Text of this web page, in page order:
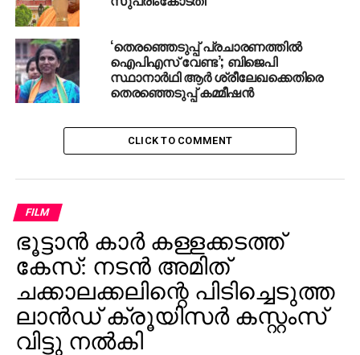
‘തെരഞ്ഞെടുപ്പ് പ്രചാരണത്തിൽ
ഐപിഎസ് വേണ്ട’; ബിജെപി
സ്ഥാനാർഥി ആർ ശ്രീലേഖക്കെതിരെ
തെരഞ്ഞെടുപ്പ് കമ്മീഷൻ
CLICK TO COMMENT
FILM
ഭൂട്ടാന്‍ കാര്‍ കള്ളക്കടത്ത്
കേസ്: നടന്‍ അമിത്
ചക്കാലക്കലിന്റെ പിടിച്ചെടുത്ത
ലാന്‍ഡ് ക്രൂയിസര്‍ കസ്റ്റംസ്
വിട്ടു നല്‍കി